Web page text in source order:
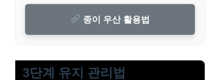
종이 우산 활용법
3단계 유지 관리법